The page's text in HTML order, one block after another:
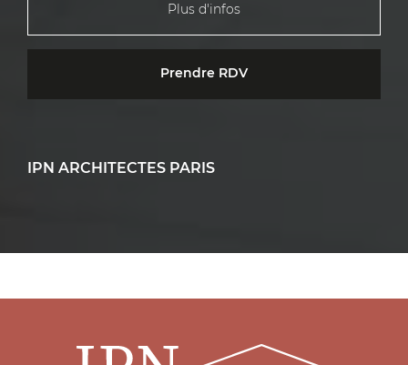
Plus d'infos
Prendre RDV
IPN ARCHITECTES PARIS